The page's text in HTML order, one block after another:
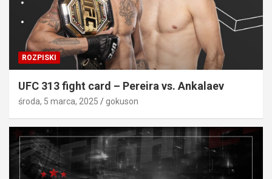
ROZPISKI
UFC 313 fight card – Pereira vs. Ankalaev
środa, 5 marca, 2025 gokuson